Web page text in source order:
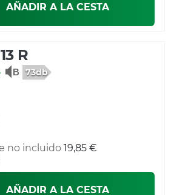
AÑADIR A LA CESTA
R
73db
no incluido 19,85 €
AÑADIR A LA CESTA